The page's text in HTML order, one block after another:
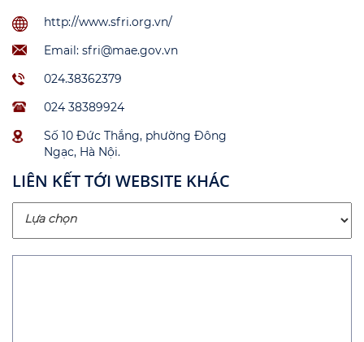
http://www.sfri.org.vn/
Email: sfri@mae.gov.vn
024.38362379
024 38389924
Số 10 Đức Thắng, phường Đông
Ngạc, Hà Nội.
LIÊN KẾT TỚI WEBSITE KHÁC